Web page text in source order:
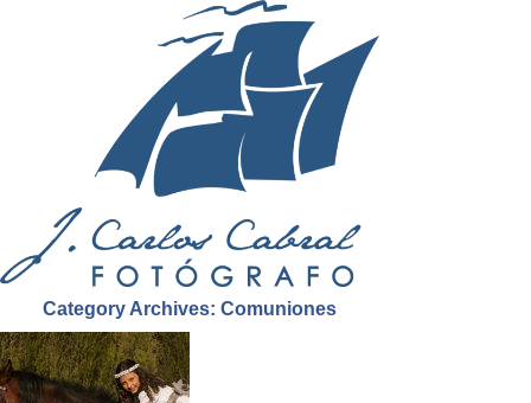
Category Archives: Comuniones